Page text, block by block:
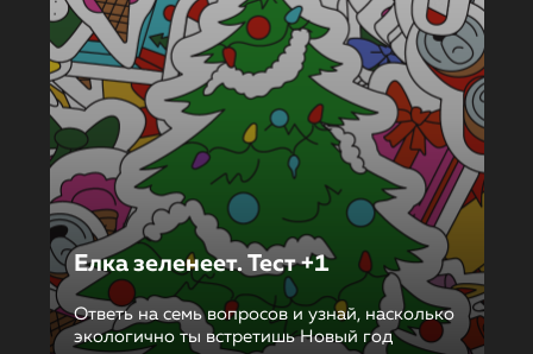
Елка зеленеет. Тест +1
Ответь на семь вопросов и узнай, насколько
экологично ты встретишь Новый год